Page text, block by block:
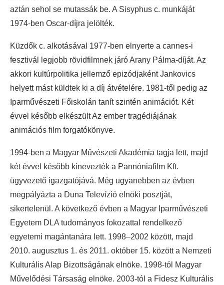
aztán sehol se mutassák be. A Sisyphus c. munkáját
1974-ben Oscar-díjra jelölték.
Küzdők c. alkotásával 1977-ben elnyerte a cannes-i
fesztivál legjobb rövidfilmnek járó Arany Pálma-díját. Az
akkori kultúrpolitika jellemző epizódjaként Jankovics
helyett mást küldtek ki a díj átvételére. 1981-től pedig az
Iparművészeti Főiskolán tanít szintén animációt. Két
évvel később elkészült Az ember tragédiájának
animációs film forgatókönyve.
1994-ben a Magyar Művészeti Akadémia tagja lett, majd
két évvel később kinevezték a Pannóniafilm Kft.
ügyvezető igazgatójává. Még ugyanebben az évben
megpályázta a Duna Televízió elnöki posztját,
sikertelenül. A következő évben a Magyar Iparművészeti
Egyetem DLA tudományos fokozattal rendelkező
egyetemi magántanára lett. 1998–2002 között, majd
2010. augusztus 1. és 2011. október 15. között a Nemzeti
Kulturális Alap Bizottságának elnöke. 1998-tól Magyar
Művelődési Társaság elnöke. 2003-tól a Fidesz Kulturális